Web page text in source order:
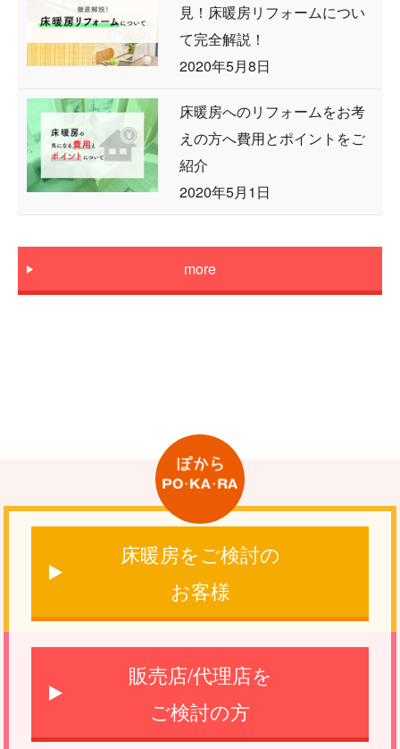
見！床暖房リフォームについ
て完全解説！
2020年5月8日
床暖房へのリフォームをお考
えの方へ費用とポイントをご
紹介
2020年5月1日
more
床暖房をご検討の
お客様
販売店/代理店を
ご検討の方